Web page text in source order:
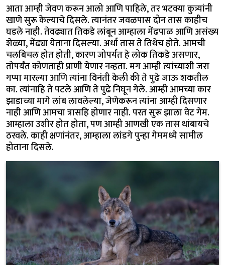
आता आम्ही जेवण करून आलो आणि पाहिले, तर भटक्या कुत्र्यांनी
खाणे सुरू केल्याचे दिसले. त्यानंतर जवळपास दोन तास काहीच
घडले नाही. तेवढ्यात तिकडे लांबून आम्हाला मेंढपाळ आणि असंख्य
शेळ्या, मेंढ्या येताना दिसल्या. अर्धा तास ते तिथेच होते. आमची
चलबिचल होत होती, कारण जोपर्यंत हे लोक तिकडे असणार,
तोपर्यंत कोणताही प्राणी येणार नव्हता. मग आम्ही त्यांच्याशी जरा
गप्पा मारल्या आणि त्यांना विनंती केली की ते पुढे जाऊ शकतील
का. त्यांनाहि ते पटले आणि ते पुढे निघून गेले. आम्ही आमच्या कार
झाडाच्या मागे लांब लावलेल्या, जेणेकरून त्यांना आम्ही दिसणार
नाही आणि आमचा त्रासहि होणार नाही. परत सुरू झाला वेट गेम.
आम्हाला उशीर होत होता, पण आम्ही आणखी एक तास थांबायचे
ठरवले. काही क्षणांनंतर, आम्हाला लांडगे पुन्हा गेममध्ये सामील
होताना दिसले.